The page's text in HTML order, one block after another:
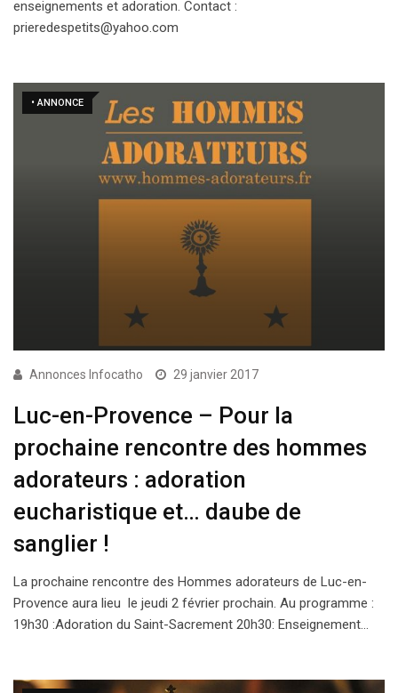
enseignements et adoration. Contact :
prieredespetits@yahoo.com
• ANNONCE
Annonces Infocatho 29 janvier 2017
Luc-en-Provence – Pour la
prochaine rencontre des hommes
adorateurs : adoration
eucharistique et… daube de
sanglier !
La prochaine rencontre des Hommes adorateurs de Luc-en-
Provence aura lieu le jeudi 2 février prochain. Au programme :
19h30 :Adoration du Saint-Sacrement 20h30: Enseignement…